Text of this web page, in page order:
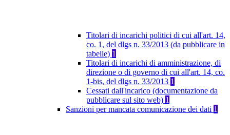
Titolari di incarichi politici di cui all'art. 14,
co. 1, del dlgs n. 33/2013 (da pubblicare in
tabelle) 1
Titolari di incarichi di amministrazione, di
direzione o di governo di cui all'art. 14, co.
1-bis, del dlgs n. 33/2013 1
Cessati dall'incarico (documentazione da
pubblicare sul sito web) 1
Sanzioni per mancata comunicazione dei dati 1